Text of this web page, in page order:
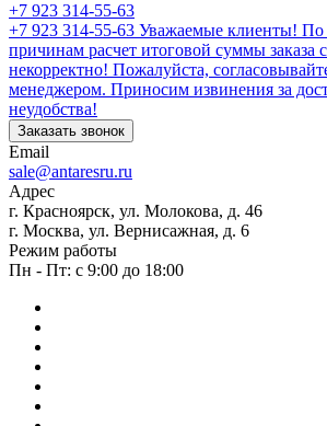
+7 923 314-55-63
+7 923 314-55-63 Уважаемые клиенты! По
причинам расчет итоговой суммы заказа
некорректно! Пожалуйста,
менеджером. Приносим извинения за
неудобства!
Заказать звонок
Email
sale@antaresru.ru
Адрес
г. Красноярск, ул. Молокова, д. 46
г. Москва, ул. Вернисажная, д. 6
Режим работы
Пн - Пт: с 9:00 до 18:00